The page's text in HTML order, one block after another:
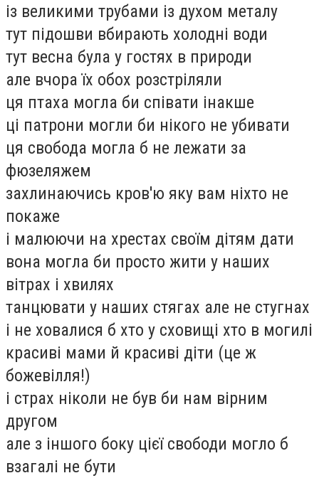
із великими трубами із духом металу
тут підошви вбирають холодні води
тут весна була у гостях в природи
але вчора їх обох розстріляли
ця птаха могла би співати інакше
ці патрони могли би нікого не убивати
ця свобода могла б не лежати за
фюзеляжем
захлинаючись кров'ю яку вам ніхто не
покаже
і малюючи на хрестах своїм дітям дати
вона могла би просто жити у наших
вітрах і хвилях
танцювати у наших стягах але не стугнах
і не ховалися б хто у сховищі хто в могилі
красиві мами й красиві діти (це ж
божевілля!)
і страх ніколи не був би нам вірним
другом
але з іншого боку цієї свободи могло б
взагалі не бути